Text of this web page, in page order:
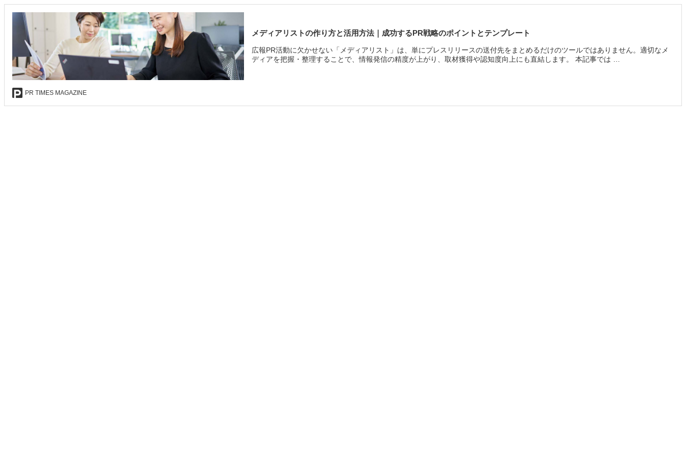
メディアリストの作り方と活用方法｜成功するPR戦略のポイントとテンプレート
広報PR活動に欠かせない「メディアリスト」は、単にプレスリリースの送付先をまとめるだけのツールではありません。適切なメ
ディアを把握・整理することで、情報発信の精度が上がり、取材獲得や認知度向上にも直結します。 本記事では …
PR TIMES MAGAZINE